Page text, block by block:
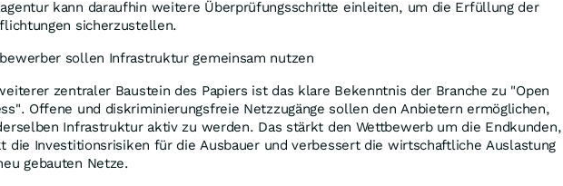
kann daraufhin weitere Überprüfungsschritte einleiten, um die Erfüllung der
sicherzustellen.
sollen Infrastruktur gemeinsam nutzen
zentraler Baustein des Papiers ist das klare Bekenntnis der Branche zu "Open
Offene und diskriminierungsfreie Netzzugänge sollen den Anbietern ermöglichen,
Infrastruktur aktiv zu werden. Das stärkt den Wettbewerb um die Endkunden,
die Investitionsrisiken für die Ausbauer und verbessert die wirtschaftliche Auslastung
gebauten Netze.